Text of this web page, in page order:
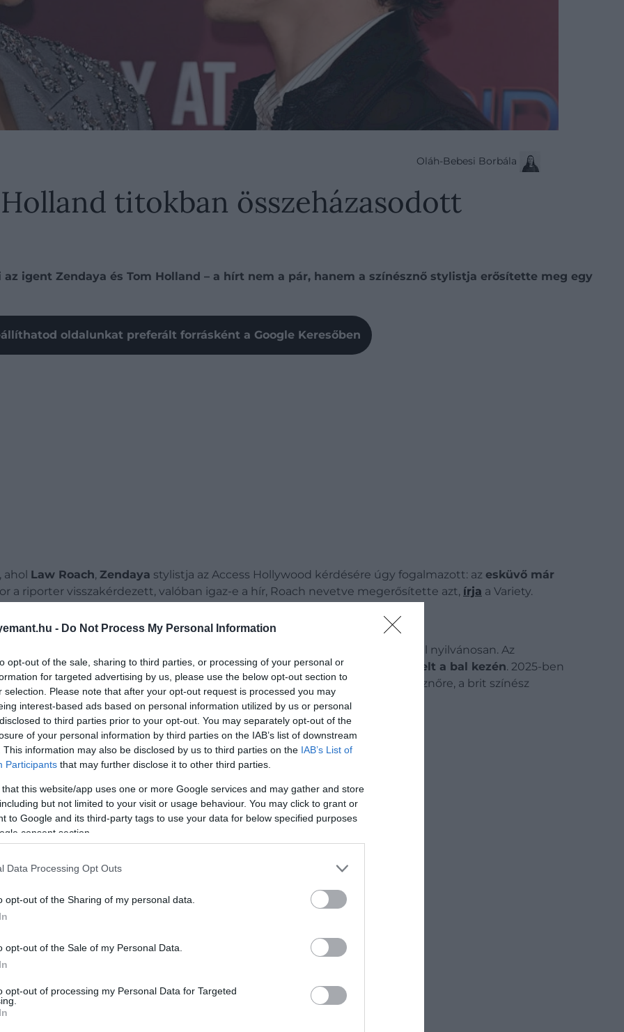
- Do Not Process My Personal Information
opt-out of the sale, sharing to third parties, or processing of your personal or
for targeted advertising by us, please use the below opt-out section to
selection. Please note that after your opt-out request is processed you may
interest-based ads based on personal information utilized by us or personal
to third parties prior to your opt-out. You may separately opt-out of the
of your personal information by third parties on the IAB’s list of downstream
This information may also be disclosed by us to third parties on the IAB’s List of
Participants that may further disclose it to other third parties.
that this website/app uses one or more Google services and may gather and store
but not limited to your visit or usage behaviour. You may click to grant or
to Google and its third-party tags to use your data for below specified purposes
consent section.
Data Processing Opt Outs
opt-out of the Sharing of my personal data.
opt-out of the Sale of my Personal Data.
opt-out of processing my Personal Data for Targeted
Oláh-Bebesi Borbála
titokban összeházasodott
igent Zendaya és Tom Holland – a hírt nem a pár, hanem a színésznő stylistja erősítette meg egy
oldalunkat preferált forrásként a Google Keresőben
ahol Law Roach, Zendaya stylistja az Access Hollywood kérdésére úgy fogalmazott: az esküvő már
a riporter visszakérdezett, valóban igaz-e a hír, Roach nevetve megerősítette azt, írja a Variety.
ismerkedett meg, kapcsolatukat azonban csak 2021-ben vállalták fel nyilvánosan. Az
fel, amikorZendayaa Golden Globe-gálán egyfeltűnő gyémántgyűrűt viselt a bal kezén. 2025-ben
az eljegyzést: amikor egy újságíró barátnőjeként hivatkozott a színésznőre, a brit színész